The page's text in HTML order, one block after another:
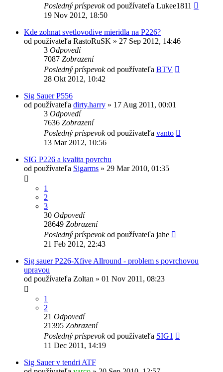
Posledný príspevokod používateľa Lukee1811
19 Nov 2012, 18:50
Kde zohnat svetlovodive mieridla na P226?
od používateľa RastoRuSK » 27 Sep 2012, 14:46
3 Odpovedí
7087 Zobrazení
Posledný príspevokod používateľa BTV
28 Okt 2012, 10:42
Sig Sauer P556
od používateľa dirty.harry » 17 Aug 2011, 00:01
3 Odpovedí
7636 Zobrazení
Posledný príspevokod používateľa vanto
13 Mar 2012, 10:56
SIG P226 a kvalita povrchu
od používateľa Sigarms » 29 Mar 2010, 01:35
1
2
3
30 Odpovedí
28649 Zobrazení
Posledný príspevokod používateľa jahe
21 Feb 2012, 22:43
Sig sauer P226-Xfive Allround - problem s povrchovou
upravou
od používateľa Zoltan » 01 Nov 2011, 08:23
1
2
21 Odpovedí
21395 Zobrazení
Posledný príspevokod používateľa SIG1
11 Dec 2011, 14:19
Sig Sauer v tendri ATF